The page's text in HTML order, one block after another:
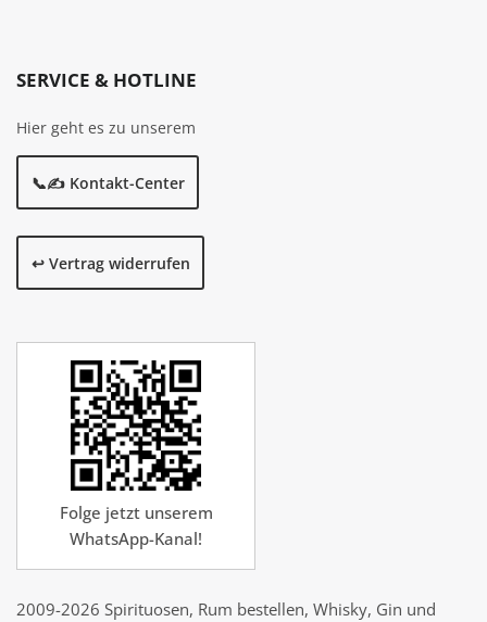
SERVICE & HOTLINE
Hier geht es zu unserem
📞✍️ Kontakt-Center
↩️ Vertrag widerrufen
Folge jetzt unserem
WhatsApp-Kanal!
2009-2026 Spirituosen, Rum bestellen, Whisky, Gin und